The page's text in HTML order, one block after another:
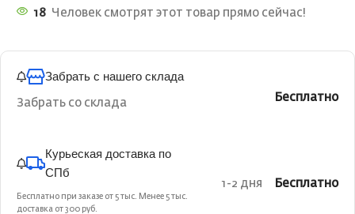
18 Человек смотрят этот товар прямо сейчас!
Забрать с нашего склада
Забрать со склада Бесплатно
Курьеская доставка по
СПб
Бесплатно при заказе от 5 тыс. Менее 5 тыс.
доставка от 300 руб.
1-2 дня Бесплатно